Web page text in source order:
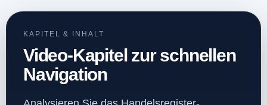
KAPITEL & INHALT
Video-Kapitel zur schnellen
Navigation